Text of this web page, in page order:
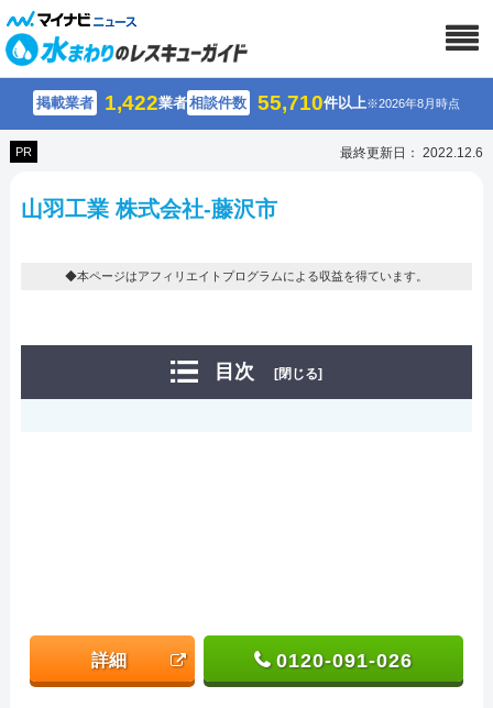
掲載業者 1,422業者相談件数 55,710件以上※2026年8月時点
PR 最終更新日： 2022.12.6
山羽工業 株式会社-藤沢市
◆本ページはアフィリエイトプログラムによる収益を得ています。
目次 [閉じる]
詳細 0120-091-026